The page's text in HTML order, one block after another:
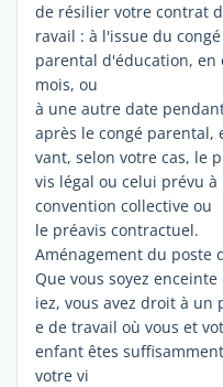
de résilier votre contrat
ravail : à l'issue du congé
parental d'éducation, en
mois, ou
à une autre date
après le congé parental,
vant, selon votre cas, le
vis légal ou celui prévu à
convention collective ou
le préavis contractuel.
Aménagement du poste
Que vous soyez
iez, vous avez droit à un
e de travail où vous et
enfant êtes
votre vi